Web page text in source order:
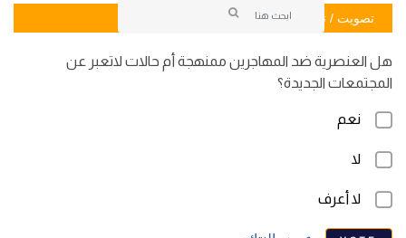
تصويت / تصويت
هل العنصرية ضد المهاجرين ممنهجة أم حالات لاتعبر عن
المجتمعات الجديدة؟
نعم
لا
لا أعرف